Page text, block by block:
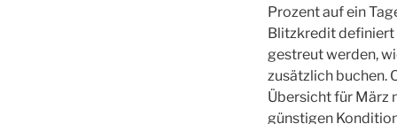
Prozent auf ein
Blitzkredit definiert
gestreut werden,
zusätzlich buchen.
Übersicht für März
günstigen